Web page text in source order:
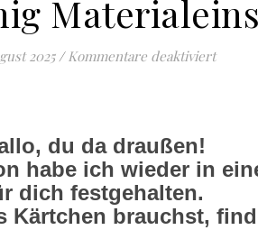
2025 / Kommentare deaktiviertfür
du da draußen!
habe ich wieder in
dich festgehalten.
Kärtchen brauchst,